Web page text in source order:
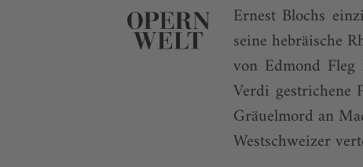
Ernest Blochs
seine hebräische
von Edmond Fleg
Verdi gestrichene
Gräuelmord an
Westschweizer